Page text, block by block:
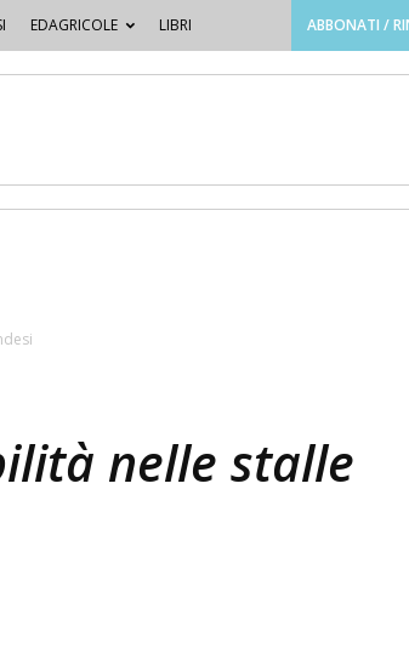
EDAGRICOLE LIBRI ABBONATI /
nelle stalle